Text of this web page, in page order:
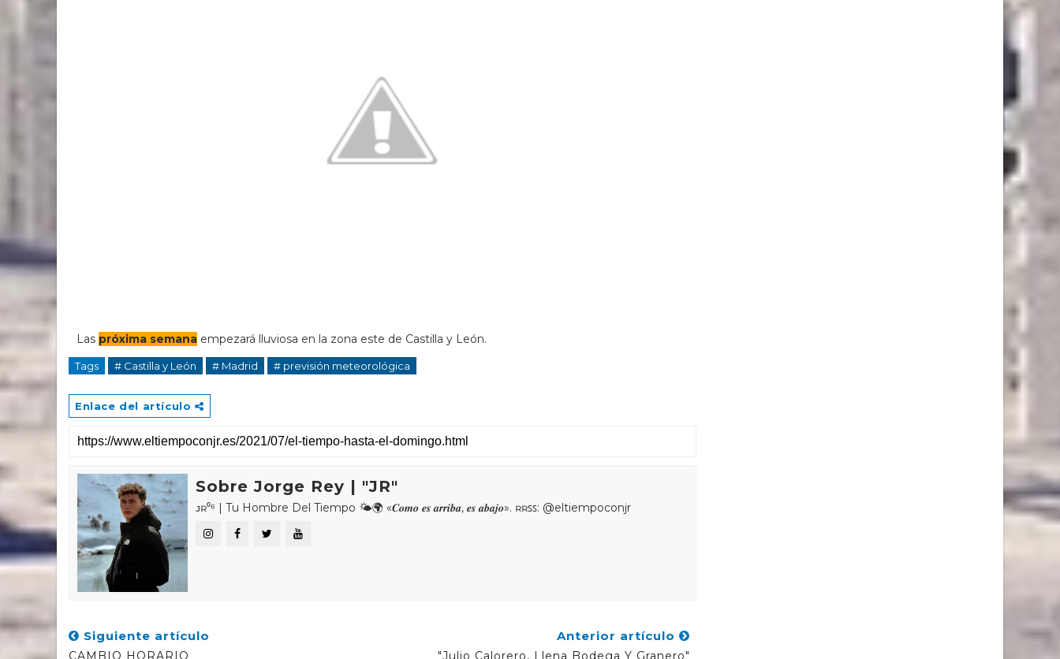
Las próxima semana empezará lluviosa en la zona este de Castilla y León.
Tags # Castilla y León # Madrid # previsión meteorológica
Enlace del artículo
Sobre Jorge Rey | "JR"
ᴊʀ⁰⁶ | Tu Hombre Del Tiempo 🌤🌍 «𝑪𝒐𝒎𝒐 𝒆𝒔 𝒂𝒓𝒓𝒊𝒃𝒂, 𝒆𝒔 𝒂𝒃𝒂𝒋𝒐». ʀʀꜱꜱ: @eltiempoconjr
Siguiente artículo
CAMBIO HORARIO
Anterior artículo
"Julio Calorero, Llena Bodega Y Granero"